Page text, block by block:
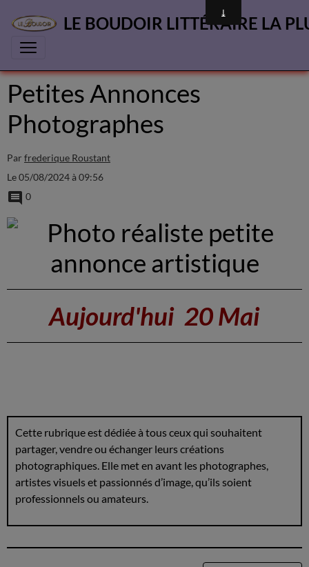
LE BOUDOIR LITTÉRAIRE LA
Petites Annonces
Photographes
Par frederique Roustant
Le 05/08/2024à 09:56
0
Aujourd'hui 20 Mai
Cette rubrique est dédiée à tous ceux qui souhaitent
partager, vendre ou échanger leurs créations
photographiques. Elle met en avant les photographes,
artistes visuels et passionnés d’image, qu’ils soient
professionnels ou amateurs.